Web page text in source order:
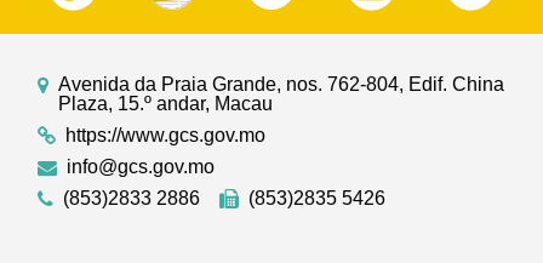
Avenida da Praia Grande, nos. 762-804, Edif. China
Plaza, 15.º andar, Macau
https://www.gcs.gov.mo
info@gcs.gov.mo
(853)2833 2886
(853)2835 5426